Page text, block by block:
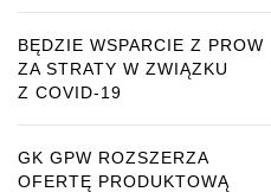
BĘDZIE WSPARCIE Z PROW
ZA STRATY W ZWIĄZKU
Z COVID-19
GK GPW ROZSZERZA
OFERTĘ PRODUKTOWĄ